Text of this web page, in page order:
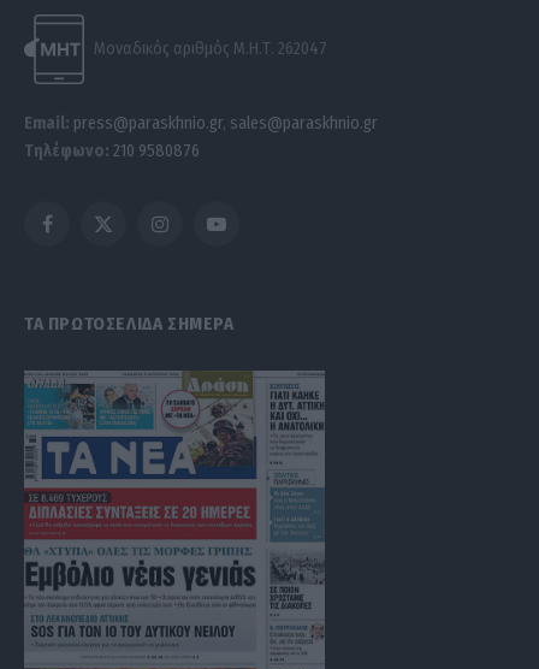
Μοναδικός αριθμός Μ.Η.Τ. 262047
Email: press@paraskhnio.gr, sales@paraskhnio.gr
Τηλέφωνο: 210 9580876
Facebook
X
InstagramYouTube
ΤΑ ΠΡΩΤΟΣΕΛΙΔΑ ΣΗΜΕΡΑ